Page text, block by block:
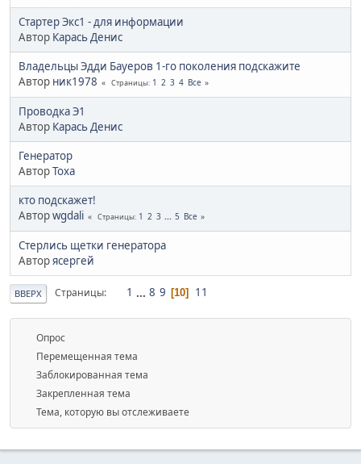
Стартер Экс1 - для информации
Автор Карась Денис
Владельцы Эдди Бауеров 1-го поколения подскажите
Автор ник1978 Страницы 1 2 3 4 Все
Проводка Э1
Автор Карась Денис
Генератор
АвторТоха
кто подскажет!
Авторwgdali Страницы 1 2 3 ... 5 Все
Стерлись щетки генератора
Авторясергей
ВВЕРХ Страницы 1 ... 8 9 10 11
Опрос
Перемещенная тема
Заблокированная тема
Закрепленная тема
Тема, которую вы отслеживаете